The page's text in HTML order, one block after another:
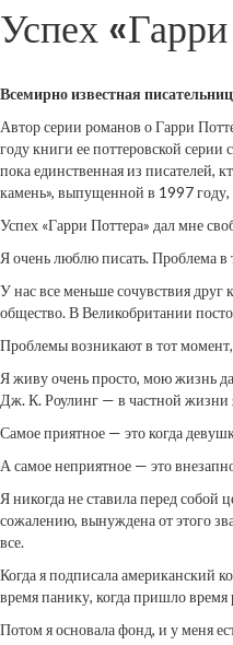
Успех
Всемирно известная
Автор серии романов о Гарри
году книги ее поттеровской
пока единственная из писателей,
камень», выпущенной в 1997 году,
Успех «Гарри Поттера» дал мне
Я очень люблю писать. Проблема в
У нас все меньше сочувствия друг
общество. В Великобритании
Проблемы возникают в тот
Я живу очень просто, мою жизнь
Дж. К. Роулинг — в частной жизни
Самое приятное — это когда
А самое неприятное — это
Я никогда не ставила перед собой
сожалению, вынуждена от этого
все.
Когда я подписала американский
время панику, когда пришло время
Потом я основала фонд, и у меня